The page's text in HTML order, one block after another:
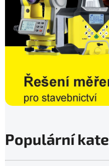
Populární